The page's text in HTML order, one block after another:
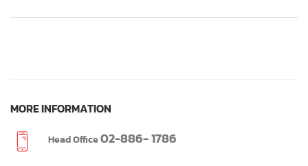
MORE INFORMATION
Head Office02-886- 1786